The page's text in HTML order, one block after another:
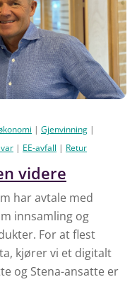
| Gjenvinning |
| EE-avfall | Retur
videre
har avtale med
innsamling og
For at flest
kjører vi et digitalt
og Stena-ansatte er